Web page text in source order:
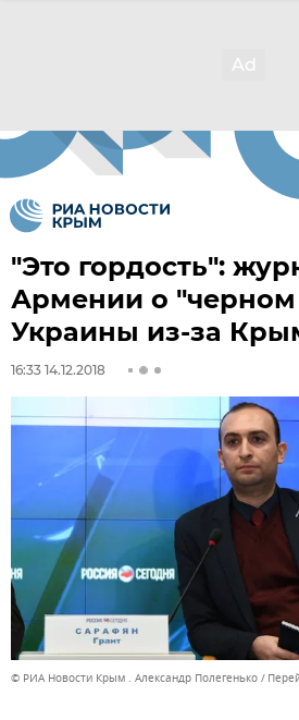
"Это гордость":
Армении о "черном
Украины из-за
16:33 14.12.2018
© РИА Новости Крым . Александр Полегенько